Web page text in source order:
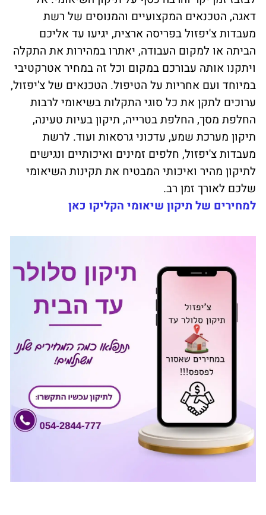
דאגה, הטכנאים המקצועיים והמנוסים של רשת
מעבדות צ'יפזול בפריסה ארצית, יגיעו עד אליכם
הביתה או למקום העבודה, יאתרו במהירות את התקלה
ויתקנו אותה עבורכם במקום וכל זה במחיר אטרקטיבי
במיוחד ועם אחריות על הטיפול. הטכנאים של צ'יפזול,
ערוכים לתקן את כל סוגי התקלות בשיאומי לרבות
החלפת מסך, החלפת בטרייה, תיקון בעיות טעינה,
תיקון מערכת שמע, עדכוני גרסאות ועוד. לרשת
מעבדות צ'יפזול, חלפים זמינים ואיכותיים ונגישים
לתיקון מהיר ואיכותי המבטיח את תקינות השיאומי
שלכם לאורך זמן רב.
למחירים של תיקון שיאומי הקליקו כאן